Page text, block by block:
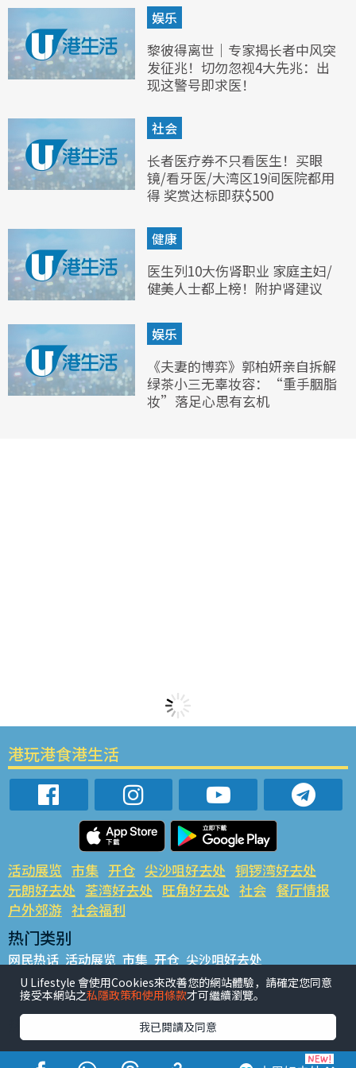
娱乐
黎彼得离世｜专家揭长者中风突
发征兆！切勿忽视4大先兆：出
现这警号即求医！
社会
长者医疗券不只看医生！买眼
镜/看牙医/大湾区19间医院都用
得 奖赏达标即获$500
健康
医生列10大伤肾职业 家庭主妇/
健美人士都上榜！附护肾建议
娱乐
《夫妻的博弈》郭柏妍亲自拆解
绿茶小三无辜妆容：“重手胭脂
妆”落足心思有玄机
港玩港食港生活
活动展览 市集 开仓 尖沙咀好去处 铜锣湾好去处
元朗好去处 荃湾好去处 旺角好去处 社会 餐厅情报
户外郊游 社会福利
热门类别
网民热话 活动展览 市集 开仓 尖沙咀好去处
铜锣湾好去处 元朗好去处 荃湾好去处 旺角好去处 社会
餐厅情报 户外郊游
热门标签
#UGO揾好去处 #人气活动推介 #美食社群热话
U Lifestyle 會使用Cookies來改善您的網站體驗，請確定您同意
接受本網站之私隱政策和使用條款才可繼續瀏覽。
我已閱讀及同意